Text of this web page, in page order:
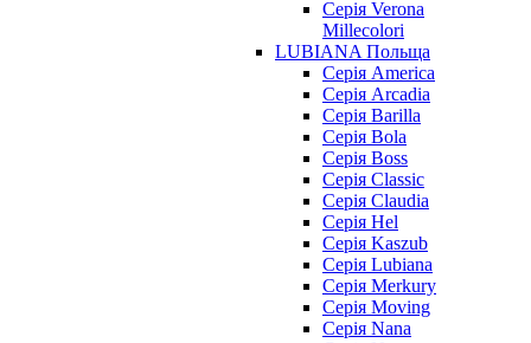
Серія Verona
Millecolori
LUBIANA Польща
Серія America
Серія Arcadia
Серія Barilla
Серія Bola
Серія Boss
Серія Classic
Серія Claudia
Серія Hel
Серія Kaszub
Серія Lubiana
Серія Merkury
Серія Moving
Серія Nana